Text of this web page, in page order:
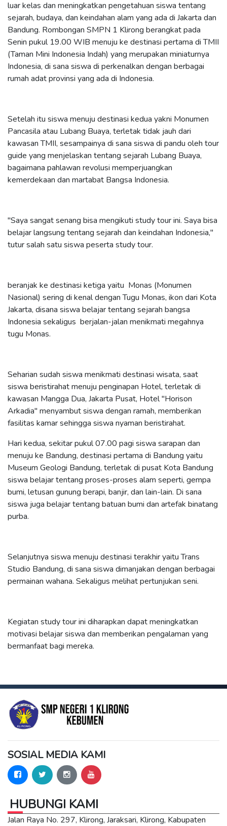
luar kelas dan meningkatkan pengetahuan siswa tentang
sejarah, budaya, dan keindahan alam yang ada di Jakarta dan
Bandung. Rombongan SMPN 1 Klirong berangkat pada
Senin pukul 19.00 WIB menuju ke destinasi pertama di TMII
(Taman Mini Indonesia Indah) yang merupakan miniaturnya
Indonesia, di sana siswa di perkenalkan dengan berbagai
rumah adat provinsi yang ada di Indonesia.
Setelah itu siswa menuju destinasi kedua yakni Monumen
Pancasila atau Lubang Buaya, terletak tidak jauh dari
kawasan TMII, sesampainya di sana siswa di pandu oleh tour
guide yang menjelaskan tentang sejarah Lubang Buaya,
bagaimana pahlawan revolusi memperjuangkan
kemerdekaan dan martabat Bangsa Indonesia.
"Saya sangat senang bisa mengikuti study tour ini. Saya bisa
belajar langsung tentang sejarah dan keindahan Indonesia,"
tutur salah satu siswa peserta study tour.
beranjak ke destinasi ketiga yaitu Monas (Monumen
Nasional) sering di kenal dengan Tugu Monas, ikon dari Kota
Jakarta, disana siswa belajar tentang sejarah bangsa
Indonesia sekaligus berjalan-jalan menikmati megahnya
tugu Monas.
Seharian sudah siswa menikmati destinasi wisata, saat
siswa beristirahat menuju penginapan Hotel, terletak di
kawasan Mangga Dua, Jakarta Pusat, Hotel "Horison
Arkadia" menyambut siswa dengan ramah, memberikan
fasilitas kamar sehingga siswa nyaman beristirahat.
Hari kedua, sekitar pukul 07.00 pagi siswa sarapan dan
menuju ke Bandung, destinasi pertama di Bandung yaitu
Museum Geologi Bandung, terletak di pusat Kota Bandung
siswa belajar tentang proses-proses alam seperti, gempa
bumi, letusan gunung berapi, banjir, dan lain-lain. Di sana
siswa juga belajar tentang batuan bumi dan artefak binatang
purba.
Selanjutnya siswa menuju destinasi terakhir yaitu Trans
Studio Bandung, di sana siswa dimanjakan dengan berbagai
permainan wahana. Sekaligus melihat pertunjukan seni.
Kegiatan study tour ini diharapkan dapat meningkatkan
motivasi belajar siswa dan memberikan pengalaman yang
bermanfaat bagi mereka.
SOSIAL MEDIA KAMI
HUBUNGI KAMI
Jalan Raya No. 297, Klirong, Jaraksari, Klirong, Kabupaten